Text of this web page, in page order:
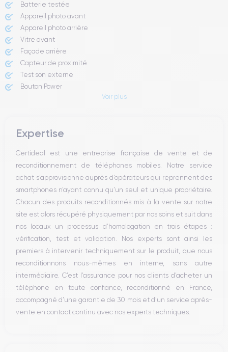
Batterie testée
Appareil photo avant
Appareil photo arrière ​
Vitre avant ​
Façade arrière
Capteur de proximité
Test son externe
Bouton Power
Haut parleur
Bouton Home
Bluetooth
WiFi
Réseau
Vibreur
Prise USB
Voir plus
Expertise
Certideal est une entreprise française de vente et de
reconditionnement de téléphones mobiles. Notre service
achat s’approvisionne auprès d’opérateurs qui reprennent des
smartphones n’ayant connu qu’un seul et unique propriétaire.
Chacun des produits reconditionnés mis à la vente sur notre
site est alors récupéré physiquement par nos soins et suit dans
nos locaux un processus d’homologation en trois étapes :
vérification, test et validation. Nos experts sont ainsi les
premiers à intervenir techniquement sur le produit, que nous
reconditionnons nous-mêmes en interne, sans autre
intermédiaire. C’est l’assurance pour nos clients d’acheter un
téléphone en toute confiance, reconditionné en France,
accompagné d’une garantie de 30 mois et d’un service après-
vente en contact continu avec nos experts techniques.